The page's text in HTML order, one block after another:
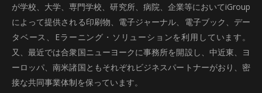
が学校、大学、専門学校、研究所、病院、企業等においてiGroup
によって提供される印刷物、電子ジャーナル、電子ブック、デー
タベース、Eラーニング・ソリューションを利用しています。
又、最近では合衆国ニューヨークに事務所を開設し、中近東、ヨ
ーロッパ、南米諸国ともそれぞれビジネスパートナーがおり、密
接な共同事業体制を保っています。